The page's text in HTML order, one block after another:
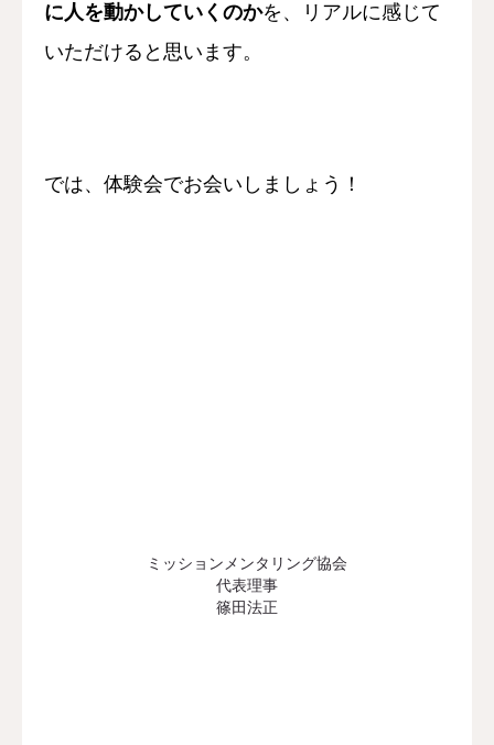
に人を動かしていくのかを、
リアルに感じて
いただけると思います。
では、体験会でお会いしましょう！
ミッションメンタリング協会
代表理事
篠田法正